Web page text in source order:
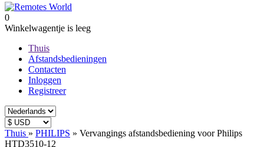
0
Winkelwagentje is leeg
Thuis
Afstandsbedieningen
Contacten
Inloggen
Registreer
Thuis » PHILIPS » Vervangings afstandsbediening voor Philips
HTD3510-12